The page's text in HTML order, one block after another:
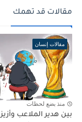
مقالات قد تهمك
مقالات إنسان
منذ بضع لحظات
بين هدير الملاعب وأزيز